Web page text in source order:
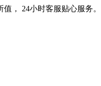
， 24小时客服贴心服务。